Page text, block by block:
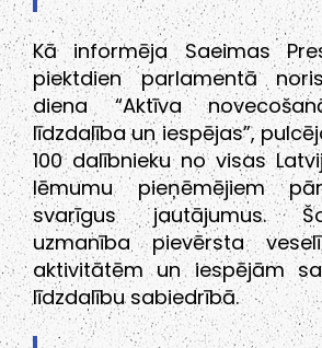
Kā informēja Saeimas
piektdien parlamentā
diena “Aktīva
līdzdalība un iespējas”,
100 dalībnieku no visas
lēmumu pieņēmējiem
svarīgus jautājumus.
uzmanība pievērsta
aktivitātēm un iespējām
līdzdalību sabiedrībā.